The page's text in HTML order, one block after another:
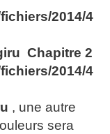
Chapitre 2
, une autre
sera